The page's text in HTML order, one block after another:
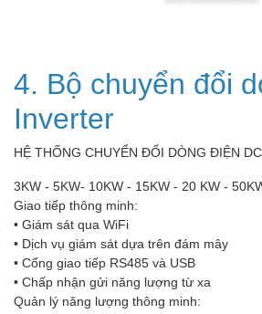
4. Bộ chuyển đổi
Inverter
HỆ THỐNG CHUYỂN ĐỔI DÒNG ĐIỆN DC
3KW - 5KW- 10KW - 15KW - 20 KW -
Giao tiếp thông minh:
• Giám sát qua WiFi
• Dịch vụ giám sát dựa trên đám mây
• Cổng giao tiếp RS485 và USB
• Chấp nhận gửi năng lượng từ xa
Quản lý năng lượng thông minh: